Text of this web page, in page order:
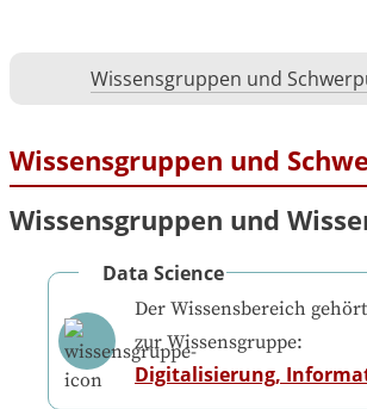
Wissensgruppen und
Wissensgruppen und
Wissensgruppen und
Data Science
Der Wissensbereich gehört
zur Wissensgruppe:
Digitalisierung,